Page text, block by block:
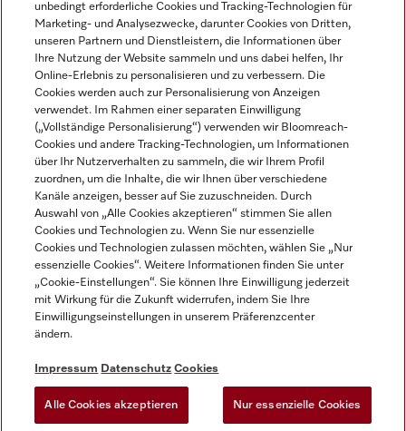
DEUTSCH
Impressum
AGB
Datenschutz
Nutzungsbedingungen
Gesetzen über digitale Dienste
Cookie-Einstellungen
Miele auf Instagram
Miele auf Youtube
unbedingt erforderliche Cookies und Tracking-Technologien für
Marketing- und Analysezwecke, darunter Cookies von Dritten,
unseren Partnern und Dienstleistern, die Informationen über
Ihre Nutzung der Website sammeln und uns dabei helfen, Ihr
Online-Erlebnis zu personalisieren und zu verbessern. Die
Cookies werden auch zur Personalisierung von Anzeigen
verwendet. Im Rahmen einer separaten Einwilligung
(„Vollständige Personalisierung“) verwenden wir Bloomreach-
Cookies und andere Tracking-Technologien, um Informationen
über Ihr Nutzerverhalten zu sammeln, die wir Ihrem Profil
zuordnen, um die Inhalte, die wir Ihnen über verschiedene
Kanäle anzeigen, besser auf Sie zuzuschneiden. Durch
Auswahl von „Alle Cookies akzeptieren“ stimmen Sie allen
Cookies und Technologien zu. Wenn Sie nur essenzielle
Cookies und Technologien zulassen möchten, wählen Sie „Nur
essenzielle Cookies“. Weitere Informationen finden Sie unter
„Cookie-Einstellungen“. Sie können Ihre Einwilligung jederzeit
mit Wirkung für die Zukunft widerrufen, indem Sie Ihre
Einwilligungseinstellungen in unserem Präferenzcenter
ändern.
Impressum Datenschutz Cookies
Alle Cookies akzeptieren Nur essenzielle Cookies